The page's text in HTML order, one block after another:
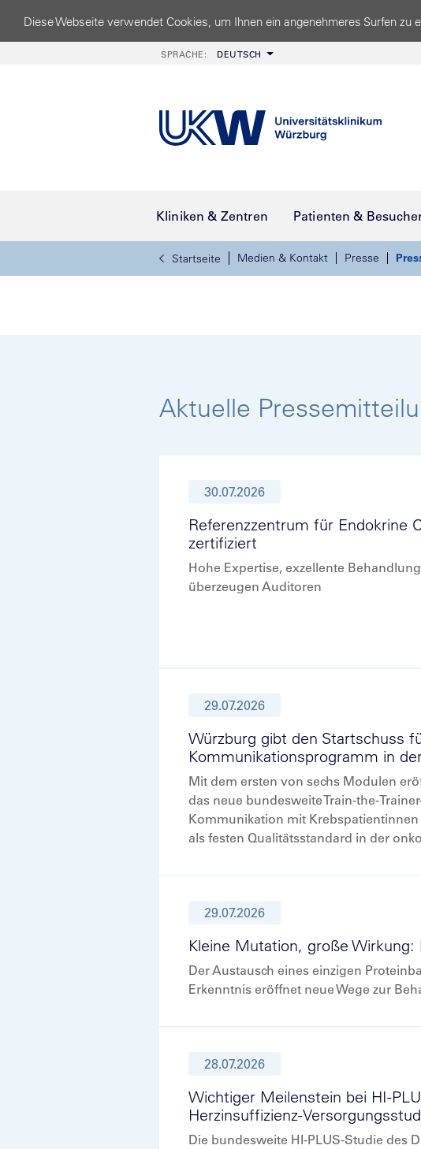
Diese Webseite verwendet Cookies, um Ihnen ein angenehmeres Surfen zu
SPRACHE: DEUTSCH
Kliniken & Zentren Patienten &
Startseite Medien & Kontakt Presse
Aktuelle
30.07.2026
Referenzzentrum für Endokrine
zertifiziert
Hohe Expertise, exzellente
überzeugen Auditoren
29.07.2026
Würzburg gibt den Startschuss
Kommunikationsprogramm in
Mit dem ersten von sechs Modulen
das neue bundesweite Train-the-
Kommunikation mit
als festen Qualitätsstandard in der
29.07.2026
Kleine Mutation, große
Der Austausch eines einzigen
Erkenntnis eröffnet neue Wege zur
28.07.2026
Wichtiger Meilenstein bei HI-
Herzinsuffizienz-
Die bundesweite HI-PLUS-Studie des